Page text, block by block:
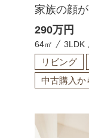
家族の顔
290万円
64㎡ 3LDK
リビング
中古購入か